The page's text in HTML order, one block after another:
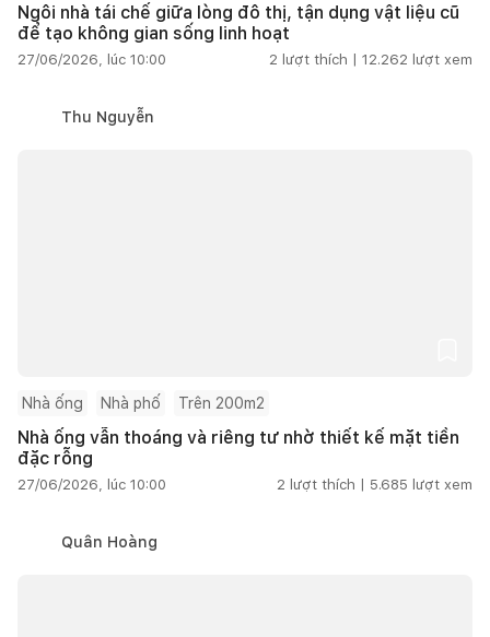
Ngôi nhà tái chế giữa lòng đô thị, tận dụng vật liệu cũ
để tạo không gian sống linh hoạt
27/06/2026, lúc 10:00 2 lượt thích | 12.262 lượt xem
Thu Nguyễn
Nhà ống Nhà phố Trên 200m2
Nhà ống vẫn thoáng và riêng tư nhờ thiết kế mặt tiền
đặc rỗng
27/06/2026, lúc 10:00 2 lượt thích | 5.685 lượt xem
Quân Hoàng